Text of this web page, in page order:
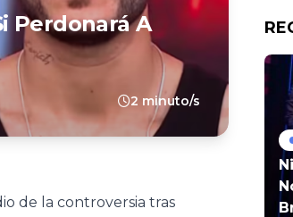
Perdonará A
2 minuto/s
de la controversia tras